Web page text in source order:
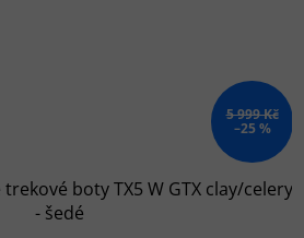
5 999 Kč
–25 %
trekové boty TX5 W GTX clay/celery
- šedé